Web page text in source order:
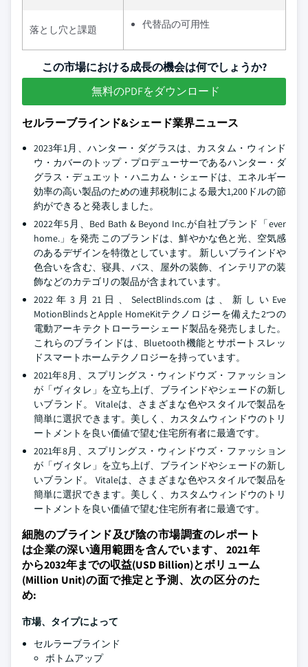
落とし穴と課題 代替品の可用性
この市場における成長の機会は何でしょうか?
無料のPDFをダウンロード
セルラーブラインド&シェード業界ニュース
2023年1月、ハンター・ダグラスは、カスタム・ウィンド
ウ・カバーのトップ・プロデューサーであるハンター・ダ
グラス・デュエット・ハニカム・シェードは、エネルギー
効率の高い製品のための連邦税制による最大1,200ドルの節
約ができると発表しました。
2022年5月、Bed Bath & Beyond Inc.が自社ブランド「ever
home.」を発売 このブランドは、鮮やかな色と光、空気感
のあるデザインを特徴としています。 新しいブラインドや
色合いを含む、寝具、バス、屋外の装飾、インテリアの装
飾などのカテゴリの製品が含まれています。
2022年3月21日、SelectBlinds.comは、新しいEve
MotionBlindsとApple HomeKitテクノロジーを備えた2つの
電動アーキテクトローラーシェード製品を発売しました。
これらのブラインドは、Bluetooth機能とサポートスレッ
ドスマートホームテクノロジーを持っています。
2021年8月、スプリングス・ウィンドウズ・ファッション
が「ヴィタレ」を立ち上げ、ブラインドやシェードの新し
いブランド。 Vitaleは、さまざまな色やスタイルで製品を
簡単に選択できます。美しく、カスタムウィンドウのトリ
ートメントを良い価値で望む住宅所有者に最適です。
2021年8月、スプリングス・ウィンドウズ・ファッション
が「ヴィタレ」を立ち上げ、ブラインドやシェードの新し
いブランド。 Vitaleは、さまざまな色やスタイルで製品を
簡単に選択できます。美しく、カスタムウィンドウのトリ
ートメントを良い価値で望む住宅所有者に最適です。
細胞のブラインド及び陰の市場調査のレポート
は企業の深い適用範囲を含んでいます、 2021年
から2032年までの収益(USD Billion)とボリューム
(Million Unit)の面で推定と予測、次の区分のた
め:
市場、タイプによって
セルラーブラインド
ボトムアップ